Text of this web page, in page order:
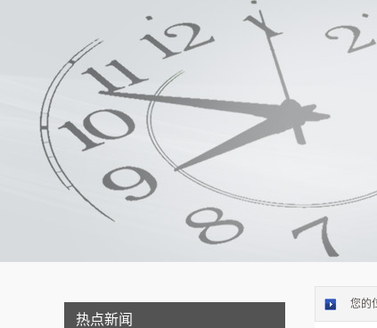
热点新闻
您的